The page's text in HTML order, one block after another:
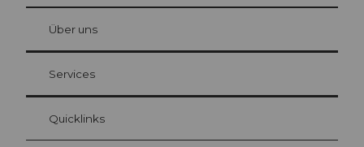
Gästekarte Luzern
Ihre Vorteile als Übernachtungsgast
at Bre
Über uns
Services
Quicklinks